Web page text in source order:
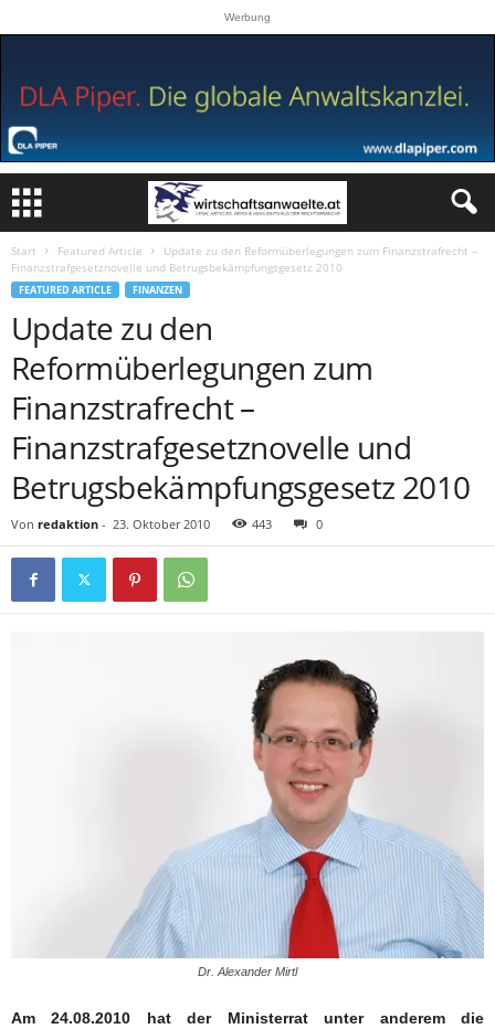
Werbung
Start Featured Article
Update zu den Reformüberlegungen zum Finanzstrafrecht –
Finanzstrafgesetznovelle und Betrugsbekämpfungsgesetz 2010
FEATURED ARTICLE FINANZEN
Update zu den
Reformüberlegungen zum
Finanzstrafrecht –
Finanzstrafgesetznovelle und
Betrugsbekämpfungsgesetz 2010
Von redaktion - 23. Oktober 2010 443 0
Dr. Alexander Mirtl
Am 24.08.2010 hat der Ministerrat unter anderem die